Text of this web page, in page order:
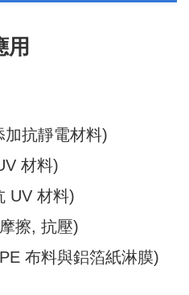
用
加抗靜電材料)
材料)
UV 材料)
擦, 抗壓)
布料與鋁箔紙淋膜)